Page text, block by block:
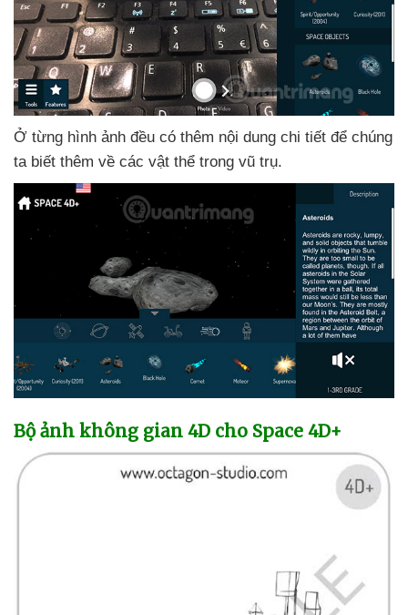
Ở từng hình ảnh đều có thêm nội dung chi tiết để chúng
ta biết thêm về các vật thể trong vũ trụ.
Bộ ảnh không gian 4D cho Space 4D+